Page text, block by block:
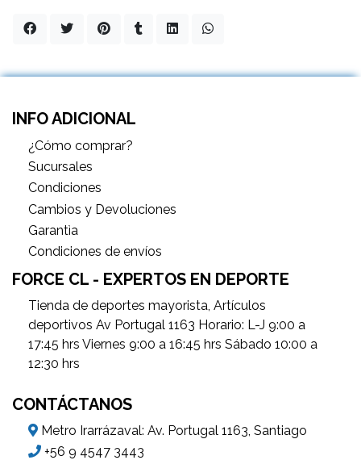
INFO ADICIONAL
¿Cómo comprar?
Sucursales
Condiciones
Cambios y Devoluciones
Garantìa
Condiciones de envíos
FORCE CL - EXPERTOS EN DEPORTE
Tienda de deportes mayorista, Artículos
deportivos Av Portugal 1163 Horario: L-J 9:00 a
17:45 hrs Viernes 9:00 a 16:45 hrs Sábado 10:00 a
12:30 hrs
CONTÁCTANOS
Metro Irarrázaval: Av. Portugal 1163, Santiago
+56 9 4547 3443